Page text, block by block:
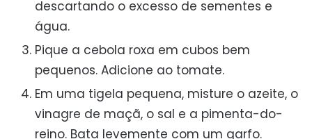
descartando o excesso de sementes e
água.
Pique a cebola roxa em cubos bem
pequenos. Adicione ao tomate.
Em uma tigela pequena, misture o azeite, o
vinagre de maçã, o sal e a pimenta-do-
reino. Bata levemente com um garfo.